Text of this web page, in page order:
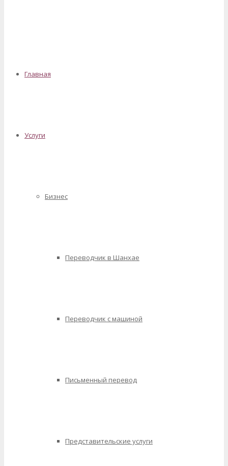
Главная
Услуги
Бизнес
Переводчик в Шанхае
Переводчик с машиной
Письменный перевод
Представительские услуги